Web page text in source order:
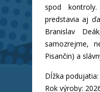
spod
predstavia aj
Branislav
samozrejme,
Pisančin) a
Dĺžka
Rok výroby: